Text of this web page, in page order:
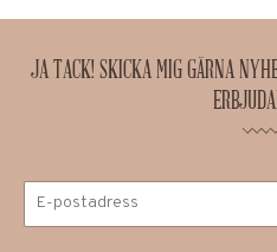
JA TACK! SKICKA MIG GÄRNA